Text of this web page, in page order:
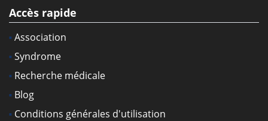
Accès rapide
Association
Syndrome
Recherche médicale
Blog
Conditions générales d'utilisation